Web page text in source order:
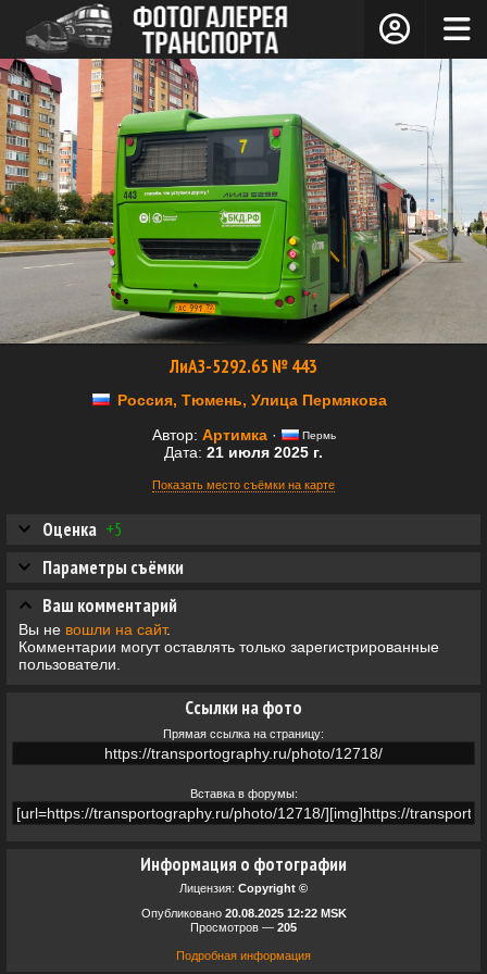
ЛиАЗ-5292.65 № 443
Россия, Тюмень, Улица Пермякова
Автор: Артимка· Пермь
Дата: 21 июля 2025 г.
Показать место съёмки на карте
Информация о фотографии
Лицензия: Copyright ©
Опубликовано 20.08.2025 12:22 MSK
Просмотров — 205
Подробная информация
Оценка +5
Ссылки на фото
Прямая ссылка на страницу:
Вставка в форумы:
Параметры съёмки
Ваш комментарий
Вы не вошли на сайт.
Комментарии могут оставлять только зарегистрированные
пользователи.